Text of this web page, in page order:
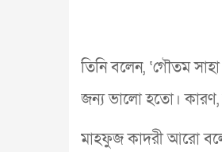
তিনি বলেন, ‘গৌতম
জন্য ভালো হতো। কারণ,
মাহফুজ কাদরী আরো